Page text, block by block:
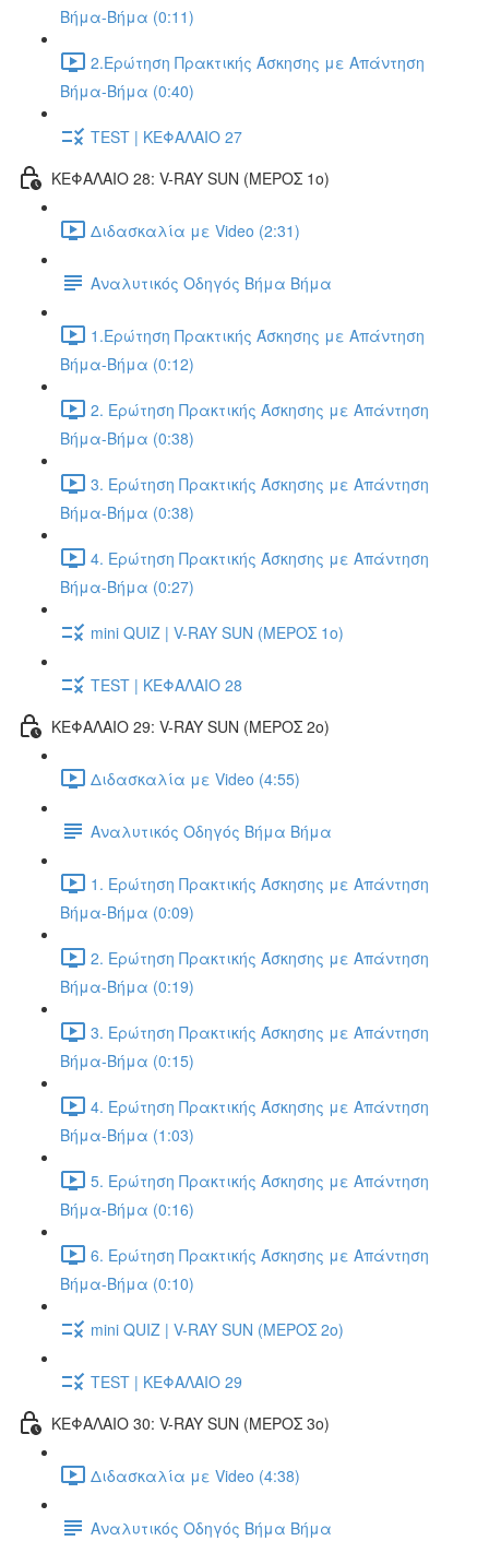
Βήμα-Βήμα (0:11)
2.Ερώτηση Πρακτικής Άσκησης με Απάντηση
Βήμα-Βήμα (0:40)
TEST | ΚΕΦΑΛΑΙΟ 27
ΚΕΦΑΛΑΙΟ 28: V-RAY SUN (ΜΕΡΟΣ 1o)
Διδασκαλία με Video (2:31)
Αναλυτικός Οδηγός Βήμα Βήμα
1.Ερώτηση Πρακτικής Άσκησης με Απάντηση
Βήμα-Βήμα (0:12)
2. Ερώτηση Πρακτικής Άσκησης με Απάντηση
Βήμα-Βήμα (0:38)
3. Ερώτηση Πρακτικής Άσκησης με Απάντηση
Βήμα-Βήμα (0:38)
4. Ερώτηση Πρακτικής Άσκησης με Απάντηση
Βήμα-Βήμα (0:27)
mini QUIZ | V-RAY SUN (ΜΕΡΟΣ 1o)
TEST | ΚΕΦΑΛΑΙΟ 28
ΚΕΦΑΛΑΙΟ 29: V-RAY SUN (ΜΕΡΟΣ 2o)
Διδασκαλία με Video (4:55)
Αναλυτικός Οδηγός Βήμα Βήμα
1. Ερώτηση Πρακτικής Άσκησης με Απάντηση
Βήμα-Βήμα (0:09)
2. Ερώτηση Πρακτικής Άσκησης με Απάντηση
Βήμα-Βήμα (0:19)
3. Ερώτηση Πρακτικής Άσκησης με Απάντηση
Βήμα-Βήμα (0:15)
4. Ερώτηση Πρακτικής Άσκησης με Απάντηση
Βήμα-Βήμα (1:03)
5. Ερώτηση Πρακτικής Άσκησης με Απάντηση
Βήμα-Βήμα (0:16)
6. Ερώτηση Πρακτικής Άσκησης με Απάντηση
Βήμα-Βήμα (0:10)
mini QUIZ | V-RAY SUN (ΜΕΡΟΣ 2o)
TEST | ΚΕΦΑΛΑΙΟ 29
ΚΕΦΑΛΑΙΟ 30: V-RAY SUN (ΜΕΡΟΣ 3o)
Διδασκαλία με Video (4:38)
Αναλυτικός Οδηγός Βήμα Βήμα